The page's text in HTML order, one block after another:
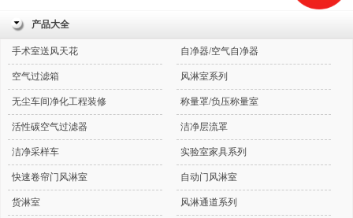
产品大全
手术室送风天花 自净器/空气自净器
空气过滤箱 风淋室系列
无尘车间净化工程装修 称量罩/负压称量室
活性碳空气过滤器 洁净层流罩
洁净采样车 实验室家具系列
快速卷帘门风淋室 自动门风淋室
货淋室 风淋通道系列